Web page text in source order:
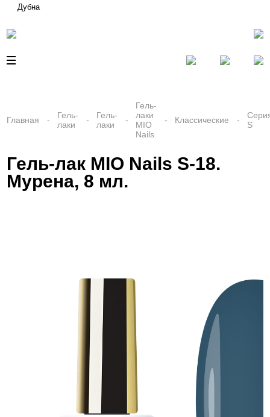
Дубна
Главная
Гель-
лаки
Гель-
лаки
Гель-
лаки
MIO
Nails
Классические
S
Гель-лак MIO Nails S-18.
Мурена, 8 мл.